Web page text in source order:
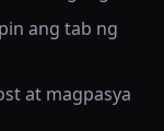
ang tab ng
at magpasya